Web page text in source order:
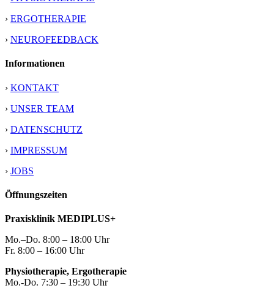
› ERGOTHERAPIE
› NEUROFEEDBACK
Informationen
› KONTAKT
› UNSER TEAM
› DATENSCHUTZ
› IMPRESSUM
› JOBS
Öffnungszeiten
Praxisklinik MEDIPLUS+
Mo.–Do. 8:00 – 18:00 Uhr
Fr. 8:00 – 16:00 Uhr
Physiotherapie, Ergotherapie
Mo.-Do. 7:30 – 19:30 Uhr